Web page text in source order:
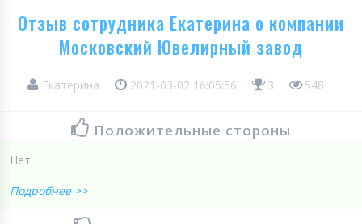
Отзыв сотрудника Екатерина о компании
Московский Ювелирный завод
Екатерина 2021-03-02 16:05:56 3 548
Положительные стороны
Нет
Подробнее >>